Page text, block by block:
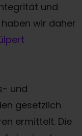
und
wir daher
und
gesetzlich
ermittelt. Die